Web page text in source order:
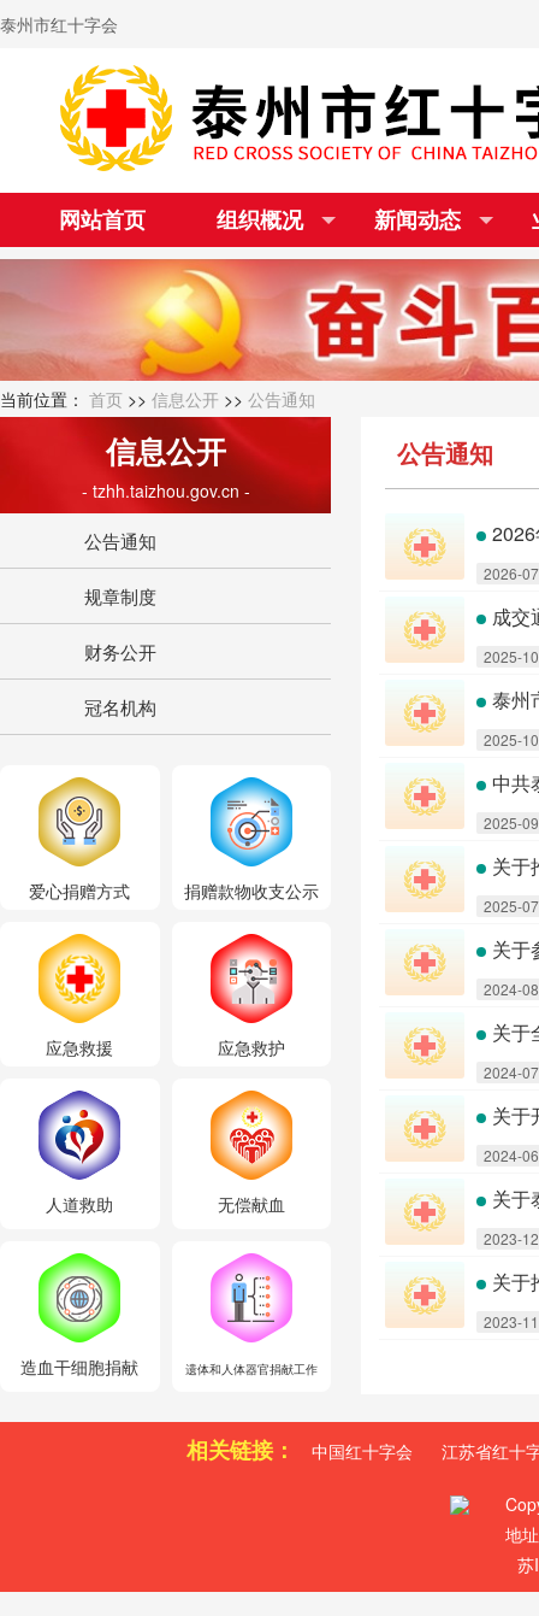
泰州市红十字会
网站首页 组织概况 新闻动态
当前位置： 首页 >> 信息公开 >> 公告通知
信息公开
- tzhh.taizhou.gov.cn -
公告通知
规章制度
财务公开
冠名机构
爱心捐赠方式 捐赠款物收支公示
应急救援 应急救护
人道救助 无偿献血
造血干细胞捐献 遗体和人体器官捐献工作
公告通知
2026-
成交
2025-
泰州
2025-
中共
2025-
关于
2025-
关于
2024-
关于
2024-
关于
2024-
关于
2023-
关于
2023-
相关链接： 中国红十字会 江苏省红十
地
苏